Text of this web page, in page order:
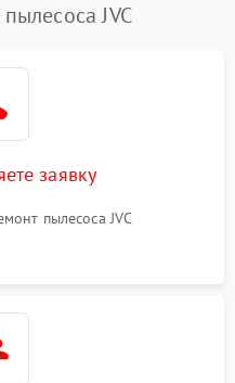
JVC
заявку
пылесоса JVC